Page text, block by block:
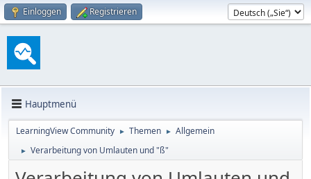
Einloggen Registrieren
Hauptmenü
LearningView Community ► Themen ► Allgemein
► Verarbeitung von Umlauten und "ß"